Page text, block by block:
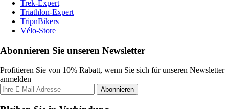
Trek-Expert
Triathlon-Expert
TripnBikers
Vélo-Store
Abonnieren Sie unseren Newsletter
Profitieren Sie von 10% Rabatt, wenn Sie sich für unseren Newsletter
anmelden
Abonnieren